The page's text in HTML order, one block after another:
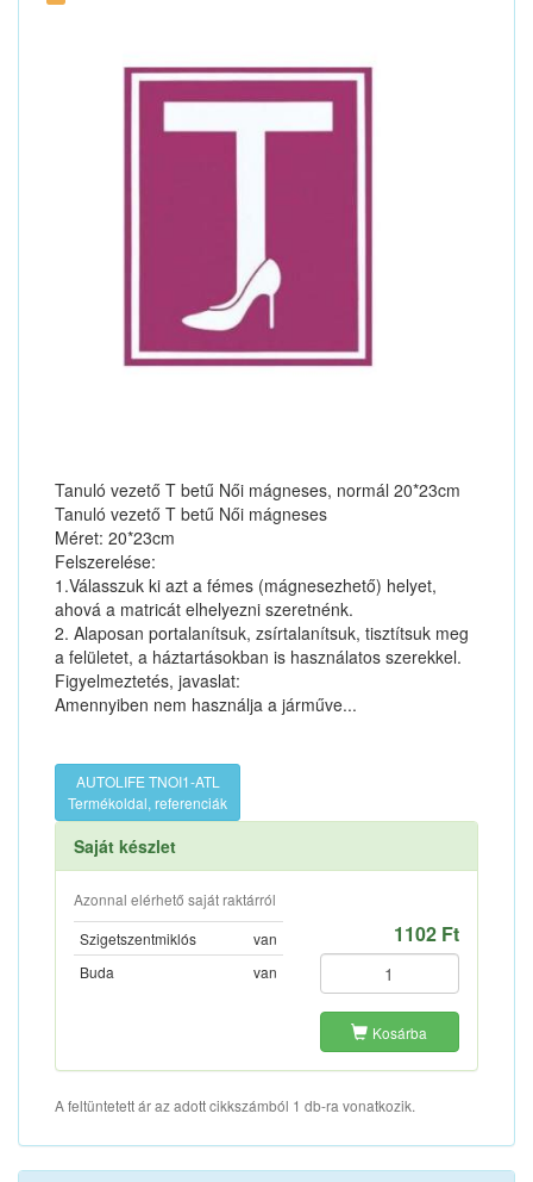
Tanuló vezető T betű Női mágneses, normál 20*23cm
Tanuló vezető T betű Női mágneses
Méret: 20*23cm
Felszerelése:
1.Válasszuk ki azt a fémes (mágnesezhető) helyet,
ahová a matricát elhelyezni szeretnénk.
2. Alaposan portalanítsuk, zsírtalanítsuk, tisztítsuk meg
a felületet, a háztartásokban is használatos szerekkel.
Figyelmeztetés, javaslat:
Amennyiben nem használja a járműve...
AUTOLIFE TNOI1-ATL
Termékoldal, referenciák
Saját készlet
Azonnal elérhető saját raktárról
Szigetszentmiklós
van
Buda
van
1102 Ft
Kosárba
A feltüntetett ár az adott cikkszámból 1 db-ra vonatkozik.